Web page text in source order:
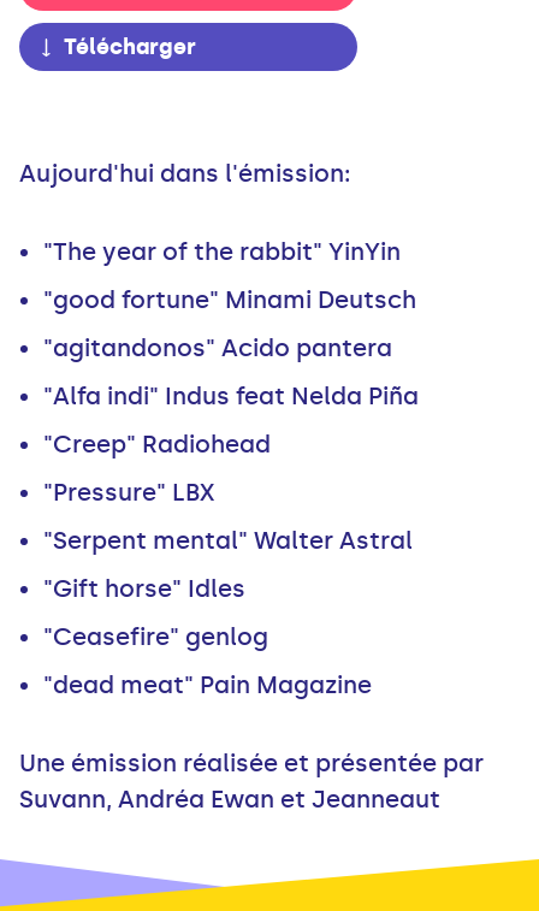
Télécharger
Aujourd'hui dans l'émission:
"The year of the rabbit" YinYin
"good fortune" Minami Deutsch
"agitandonos" Acido pantera
"Alfa indi" Indus feat Nelda Piña
"Creep" Radiohead
"Pressure" LBX
"Serpent mental" Walter Astral
"Gift horse" Idles
"Ceasefire" genlog
"dead meat" Pain Magazine
Une émission réalisée et présentée par
Suvann, Andréa Ewan et Jeanneaut